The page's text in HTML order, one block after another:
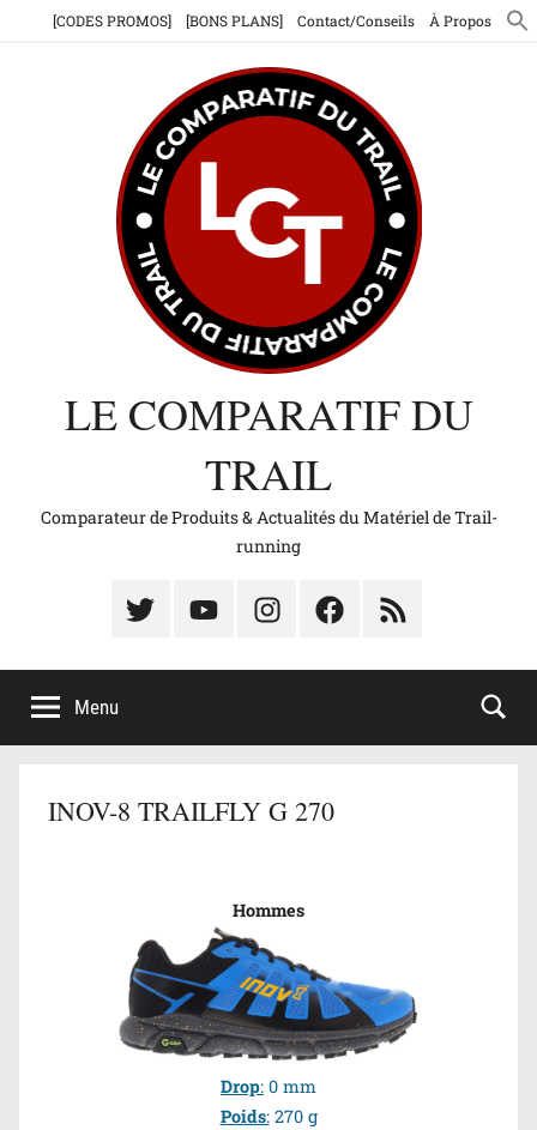
[CODES PROMOS] [BONS PLANS] Contact/Conseils À Propos
LE COMPARATIF DU
TRAIL
Comparateur de Produits & Actualités du Matériel de Trail-
running
Élément
menu
Élément
menu
Élément
menu
Élément
menu
Élément
menu
Menu
INOV-8 TRAILFLY G 270
Hommes
Drop: 0 mm
Poids:270 g